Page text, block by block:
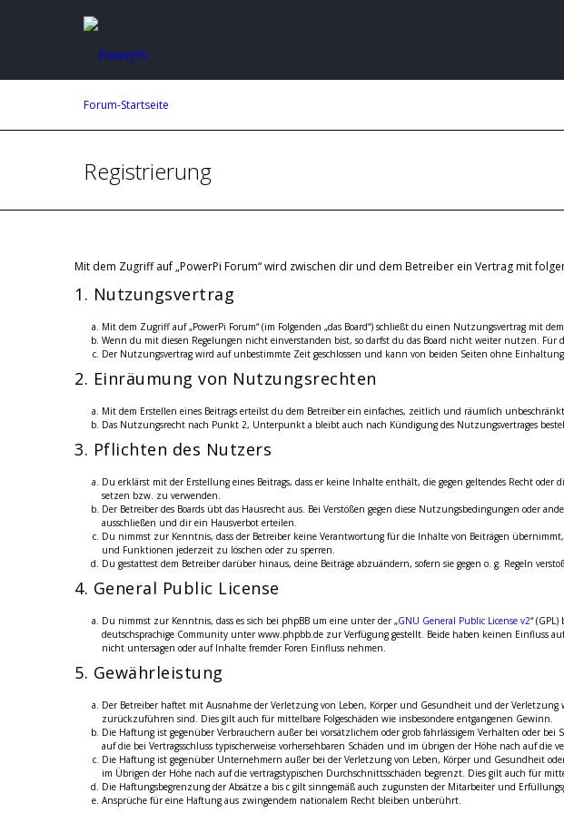
Forum-Startseite
Registrierung
Mit dem Zugriff auf „PowerPi Forum“ wird zwischen dir und dem Betreiber ein Vertrag mit
1. Nutzungsvertrag
Mit dem Zugriff auf „PowerPi Forum“ (im Folgenden „das Board“) schließt du einen Nutzungsvertrag mit
Wenn du mit diesen Regelungen nicht einverstanden bist, so darfst du das Board nicht weiter nutzen. Für
Der Nutzungsvertrag wird auf unbestimmte Zeit geschlossen und kann von beiden Seiten ohne
2. Einräumung von Nutzungsrechten
Mit dem Erstellen eines Beitrags erteilst du dem Betreiber ein einfaches, zeitlich und räumlich
Das Nutzungsrecht nach Punkt 2, Unterpunkt a bleibt auch nach Kündigung des Nutzungsvertrages
3. Pflichten des Nutzers
Du erklärst mit der Erstellung eines Beitrags, dass er keine Inhalte enthält, die gegen geltendes Recht
setzen bzw. zu verwenden.
Der Betreiber des Boards übt das Hausrecht aus. Bei Verstößen gegen diese Nutzungsbedingungen oder
ausschließen und dir ein Hausverbot erteilen.
Du nimmst zur Kenntnis, dass der Betreiber keine Verantwortung für die Inhalte von Beiträgen
und Funktionen jederzeit zu löschen oder zu sperren.
Du gestattest dem Betreiber darüber hinaus, deine Beiträge abzuändern, sofern sie gegen o. g. Regeln
4. General Public License
Du nimmst zur Kenntnis, dass es sich bei phpBB um eine unter der „GNU General Public License v2“
deutschsprachige Community unter www.phpbb.de zur Verfügung gestellt. Beide haben keinen Einfluss
nicht untersagen oder auf Inhalte fremder Foren Einfluss nehmen.
5. Gewährleistung
Der Betreiber haftet mit Ausnahme der Verletzung von Leben, Körper und Gesundheit und der
zurückzuführen sind. Dies gilt auch für mittelbare Folgeschäden wie insbesondere entgangenen Gewinn.
Die Haftung ist gegenüber Verbrauchern außer bei vorsätzlichem oder grob fahrlässigem Verhalten oder
auf die bei Vertragsschluss typischerweise vorhersehbaren Schäden und im übrigen der Höhe nach auf
Die Haftung ist gegenüber Unternehmern außer bei der Verletzung von Leben, Körper und Gesundheit
im Übrigen der Höhe nach auf die vertragstypischen Durchschnittsschäden begrenzt. Dies gilt auch für
Die Haftungsbegrenzung der Absätze a bis c gilt sinngemäß auch zugunsten der Mitarbeiter und
Ansprüche für eine Haftung aus zwingendem nationalem Recht bleiben unberührt.